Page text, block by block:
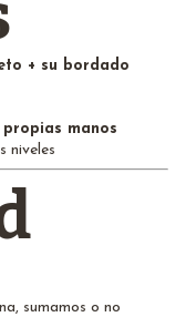
+ su bordado
propias manos
niveles
sumamos o no